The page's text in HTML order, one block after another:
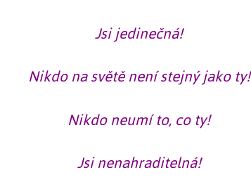
Jsi jedinečná!
Nikdo na světě není stejný jako ty!
Nikdo neumí to, co ty!
Jsi nenahraditelná!